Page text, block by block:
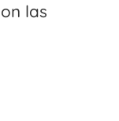
las